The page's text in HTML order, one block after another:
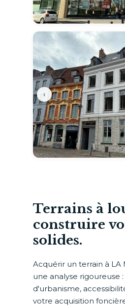
‹
Terrains à
construire
solides.
Acquérir un terrain à
une analyse rigoureuse
d'urbanisme,
votre acquisition